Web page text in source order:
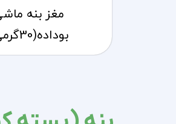
مغز بنه
بوداده(30گرمی)